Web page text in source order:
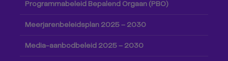
Programmabeleid Bepalend Orgaan (PBO)
Meerjarenbeleidsplan 2025 – 2030
Media-aanbodbeleid 2025 – 2030